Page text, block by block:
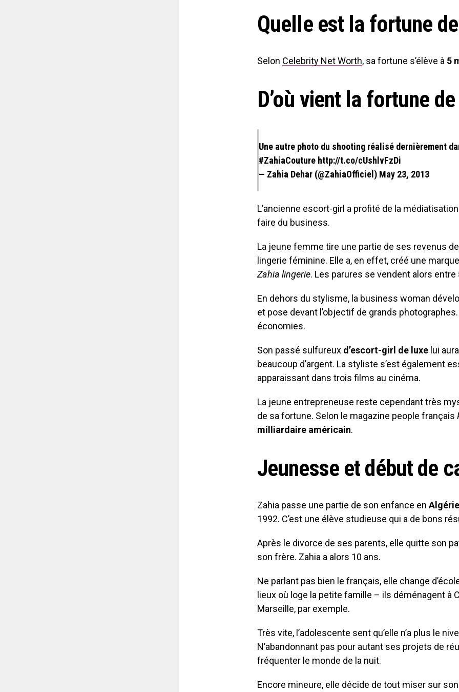
Quelle est la fortune
Selon Celebrity Net Worth, sa fortune s’élève à 5
D’où vient la fortune
Une autre photo du shooting réalisé dernièrement
#ZahiaCouture http://t.co/cUshlvFzDi
— Zahia Dehar (@ZahiaOfficiel) May 23, 2013
L’ancienne escort-girl a profité de la
faire du business.
La jeune femme tire une partie de ses revenus
lingerie féminine. Elle a, en effet, créé une
Zahia lingerie. Les parures se vendent alors entre
En dehors du stylisme, la business woman
et pose devant l’objectif de grands
économies.
Son passé sulfureux d’escort-girl de luxe lui
beaucoup d’argent. La styliste s’est également
apparaissant dans trois films au cinéma.
La jeune entrepreneuse reste cependant très
de sa fortune. Selon le magazine people français
milliardaire américain.
Jeunesse et début de
Zahia passe une partie de son enfance en Algérie
1992. C’est une élève studieuse qui a de bons
Après le divorce de ses parents, elle quitte son
son frère. Zahia a alors 10 ans.
Ne parlant pas bien le français, elle change
lieux où loge la petite famille – ils déménagent à
Marseille, par exemple.
Très vite, l’adolescente sent qu’elle n’a plus le
N’abandonnant pas pour autant ses projets de
fréquenter le monde de la nuit.
Encore mineure, elle décide de tout miser sur